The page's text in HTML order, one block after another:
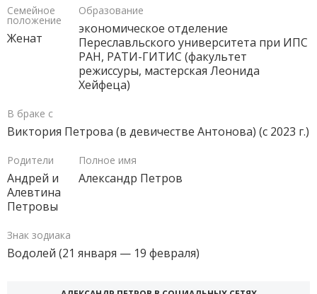
Семейное
положение
Женат
Образование
экономическое отделение
Переславльского университета при ИПС
РАН, РАТИ-ГИТИС (факультет
режиссуры, мастерская Леонида
Хейфеца)
В браке с
Виктория Петрова (в девичестве Антонова) (с 2023 г.)
Родители
Андрей и
Алевтина
Петровы
Полное имя
Александр Петров
Знак зодиака
Водолей (21 января — 19 февраля)